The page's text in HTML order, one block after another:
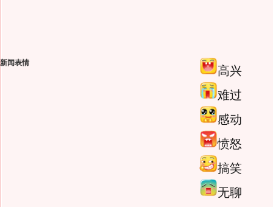
新闻表情
高兴
难过
感动
愤怒
搞笑
无聊